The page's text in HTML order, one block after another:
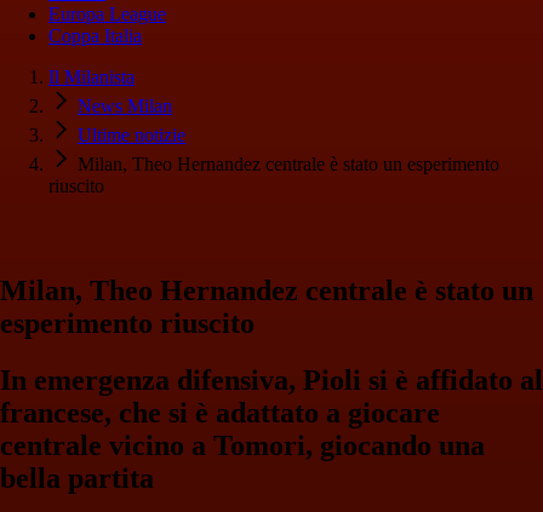
Europa League
Coppa Italia
Il Milanista
News Milan
Ultime notizie
Milan, Theo Hernandez centrale è stato un esperimento
riuscito
Milan, Theo Hernandez centrale è stato un
esperimento riuscito
In emergenza difensiva, Pioli si è affidato al
francese, che si è adattato a giocare
centrale vicino a Tomori, giocando una
bella partita